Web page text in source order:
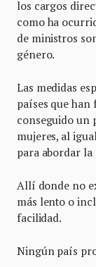
los cargos
como ha
de ministros
género.
Las medidas
países que han
conseguido un
mujeres, al
para abordar
Allí donde no
más lento o
facilidad.
Ningún país